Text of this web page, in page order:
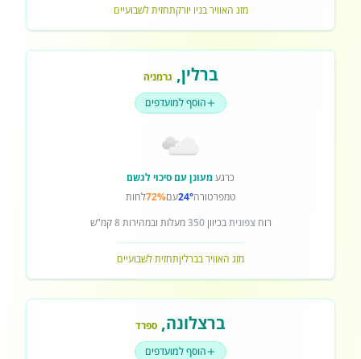
מזג האוויר בניו יורקתחזית לשבועיים
ברלין, גרמניה
הוסף למועדפים
כרגעמעונן עם סיכוי לגשם
טמפרטורה24°עם72%לחות
רוחצפוניתבכיוון350מעלות ובמהירות8קמ"ש
מזג האוויר בברליןתחזית לשבועיים
ברצלונה, ספרד
הוסף למועדפים